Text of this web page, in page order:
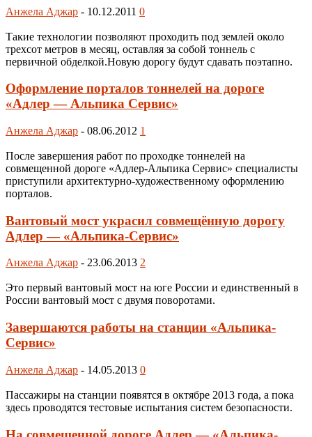
Анжела Аджар - 10.12.2011 0
Такие технологии позволяют проходить под землей около
трехсот метров в месяц, оставляя за собой тоннель с
первичной обделкой.Новую дорогу будут сдавать поэтапно.
Оформление порталов тоннелей на дороге
«Адлер — Альпика Сервис»
Анжела Аджар - 08.06.2012 1
После завершения работ по проходке тоннелей на
совмещенной дороге «Адлер-Альпика Сервис» специалисты
приступили архитектурно-художественному оформлению
порталов.
Вантовый мост украсил совмещённую дорогу
Адлер — «Альпика-Сервис»
Анжела Аджар - 23.06.2013 2
Это первый вантовый мост на юге России и единственный в
России вантовый мост с двумя поворотами.
Завершаются работы на станции «Альпика-
Сервис»
Анжела Аджар - 14.05.2013 0
Пассажиры на станции появятся в октябре 2013 года, а пока
здесь проводятся тестовые испытания систем безопасности.